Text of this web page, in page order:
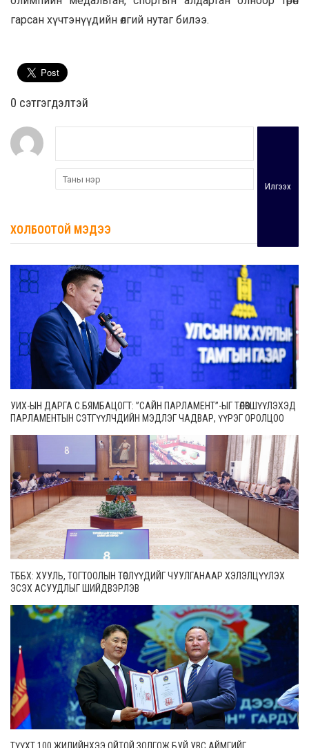
гарсан хүчтэнүүдийн өлгий нутаг билээ.
0 cэтгэгдэлтэй
Илгээх
ХОЛБООТОЙ МЭДЭЭ
УИХ-ЫН ДАРГА С.БЯМБАЦОГТ: ”САЙН ПАРЛАМЕНТ”-ЫГ ТӨЛӨВШҮҮЛЭХЭД
ПАРЛАМЕНТЫН СЭТГҮҮЛЧДИЙН МЭДЛЭГ ЧАДВАР, ҮҮРЭГ ОРОЛЦОО
ТББХ: ХУУЛЬ, ТОГТООЛЫН ТӨСЛҮҮДИЙГ ЧУУЛГАНААР ХЭЛЭЛЦҮҮЛЭХ
ЭСЭХ АСУУДЛЫГ ШИЙДВЭРЛЭВ